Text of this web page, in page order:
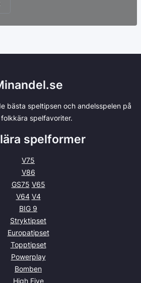
bästa speltipsen och andelsspelen på
spelfavoriter.
spelformer
V75
V86
GS75 V65
V64 V4
BIG 9
Stryktipset
Europatipset
Topptipset
Powerplay
Bomben
High Five